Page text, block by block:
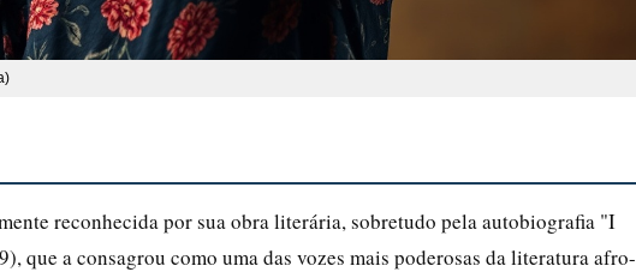
reconhecida por sua obra literária, sobretudo pela autobiografia "I
que a consagrou como uma das vozes mais poderosas da literatura afro-